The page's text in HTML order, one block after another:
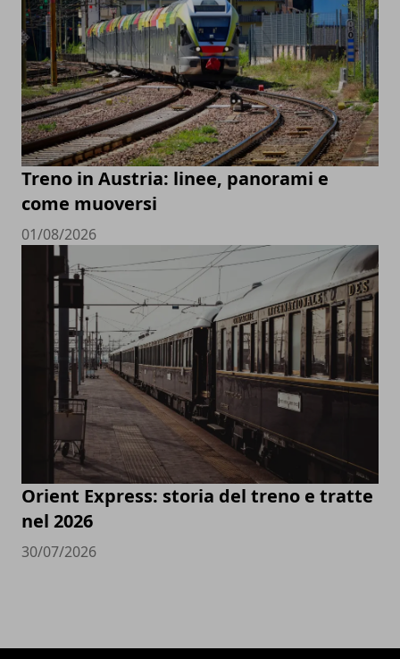
Treno in Austria: linee, panorami e
come muoversi
01/08/2026
Orient Express: storia del treno e tratte
nel 2026
30/07/2026